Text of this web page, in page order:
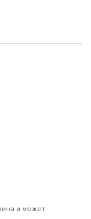
и может